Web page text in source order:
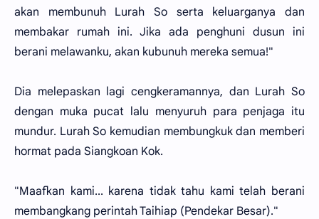
akan membunuh Lurah So serta keluarganya dan
membakar rumah ini. Jika ada penghuni dusun ini
berani melawanku, akan kubunuh mereka semua!"
Dia melepaskan lagi cengkeramannya, dan Lurah So
dengan muka pucat lalu menyuruh para penjaga itu
mundur. Lurah So kemudian membungkuk dan memberi
hormat pada Siangkoan Kok.
"Maafkan kami... karena tidak tahu kami telah berani
membangkang perintah Taihiap (Pendekar Besar)."